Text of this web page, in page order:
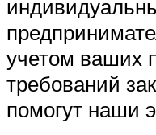
учетом ваших
требований
помогут наши